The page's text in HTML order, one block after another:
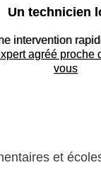
Un technicien
intervention
agréé proche
vous
et